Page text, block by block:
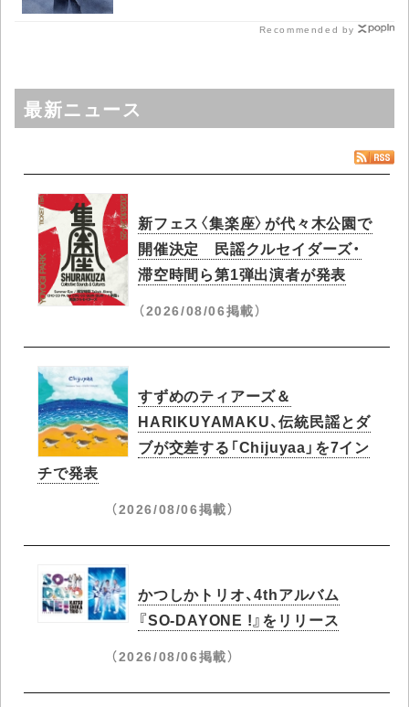
Recommended by
最新ニュース
新フェス〈集楽座〉が代々木公園で
開催決定 民謡クルセイダーズ・
滞空時間ら第1弾出演者が発表
（2026/08/06掲載）
すずめのティアーズ＆
HARIKUYAMAKU、伝統民謡とダ
ブが交差する「Chijuyaa」を7イン
チで発表
（2026/08/06掲載）
かつしかトリオ、4thアルバム
『SO-DAYONE !』をリリース
（2026/08/06掲載）